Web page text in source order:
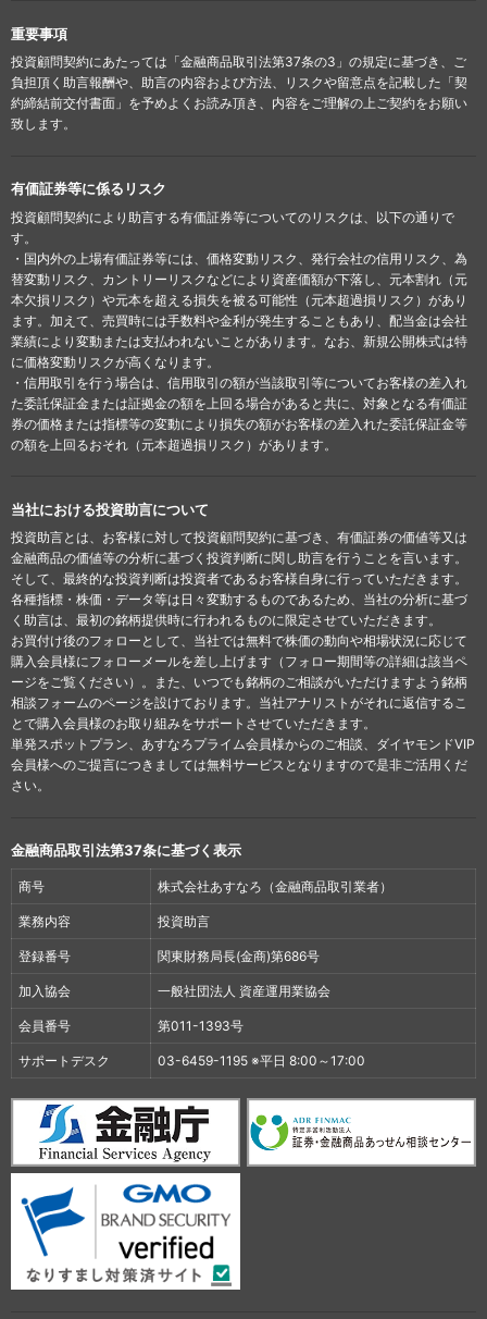
重要事項
投資顧問契約にあたっては「金融商品取引法第37条の3」の規定に基づき、ご
負担頂く助言報酬や、助言の内容および方法、リスクや留意点を記載した「契
約締結前交付書面」を予めよくお読み頂き、内容をご理解の上ご契約をお願い
致します。
有価証券等に係るリスク
投資顧問契約により助言する有価証券等についてのリスクは、以下の通りで
す。
・国内外の上場有価証券等には、価格変動リスク、発行会社の信用リスク、為
替変動リスク、カントリーリスクなどにより資産価額が下落し、元本割れ（元
本欠損リスク）や元本を超える損失を被る可能性（元本超過損リスク）があり
ます。加えて、売買時には手数料や金利が発生することもあり、配当金は会社
業績により変動または支払われないことがあります。なお、新規公開株式は特
に価格変動リスクが高くなります。
・信用取引を行う場合は、信用取引の額が当該取引等についてお客様の差入れ
た委託保証金または証拠金の額を上回る場合があると共に、対象となる有価証
券の価格または指標等の変動により損失の額がお客様の差入れた委託保証金等
の額を上回るおそれ（元本超過損リスク）があります。
当社における投資助言について
投資助言とは、お客様に対して投資顧問契約に基づき、有価証券の価値等又は
金融商品の価値等の分析に基づく投資判断に関し助言を行うことを言います。
そして、最終的な投資判断は投資者であるお客様自身に行っていただきます。
各種指標・株価・データ等は日々変動するものであるため、当社の分析に基づ
く助言は、最初の銘柄提供時に行われるものに限定させていただきます。
お買付け後のフォローとして、当社では無料で株価の動向や相場状況に応じて
購入会員様にフォローメールを差し上げます（フォロー期間等の詳細は該当ペ
ージをご覧ください）。また、いつでも銘柄のご相談がいただけますよう銘柄
相談フォームのページを設けております。当社アナリストがそれに返信するこ
とで購入会員様のお取り組みをサポートさせていただきます。
単発スポットプラン、あすなろプライム会員様からのご相談、ダイヤモンドVIP
会員様へのご提言につきましては無料サービスとなりますので是非ご活用くだ
さい。
金融商品取引法第37条に基づく表示
商号 株式会社あすなろ（金融商品取引業者）
業務内容 投資助言
登録番号 関東財務局長(金商)第686号
加入協会 一般社団法人 資産運用業協会
会員番号 第011-1393号
サポートデスク 03-6459-1195 ※平日 8:00～17:00